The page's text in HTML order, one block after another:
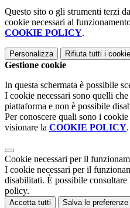
Questo sito o gli strumenti terzi
cookie necessari al
COOKIE POLICY.
Personalizza Rifiuta tutti i
Gestione cookie
In questa schermata è possibile
I cookie necessari sono quelli
piattaforma e non è possibile
Per conoscere quali sono i
visionare la COOKIE POLICY.
Cookie necessari per il
I cookie necessari per il
disabilitati. È possibile
policy.
Accetta tutti Salva le preferenze